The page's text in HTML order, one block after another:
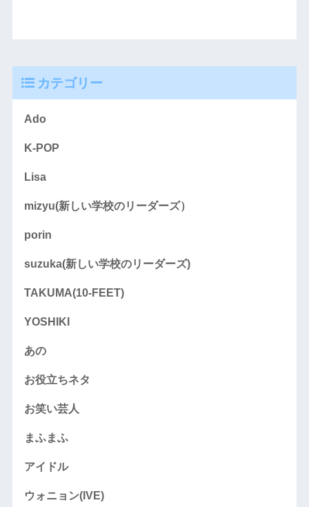
カテゴリー
Ado
K-POP
Lisa
mizyu(新しい学校のリーダーズ）
porin
suzuka(新しい学校のリーダーズ)
TAKUMA(10-FEET)
YOSHIKI
あの
お役立ちネタ
お笑い芸人
まふまふ
アイドル
ウォニョン(IVE)